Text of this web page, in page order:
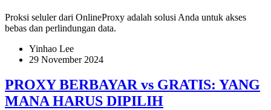
Proksi seluler dari OnlineProxy adalah solusi Anda untuk akses
bebas dan perlindungan data.
Yinhao Lee
29 November 2024
PROXY BERBAYAR vs GRATIS: YANG
MANA HARUS DIPILIH